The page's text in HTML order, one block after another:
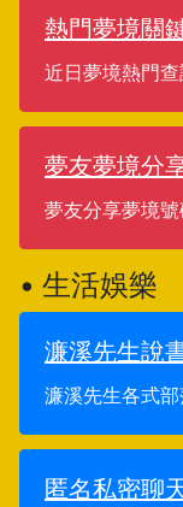
熱門夢境關
近日夢境熱門查
夢友夢境分
夢友分享夢境
• 生活娛樂
濂溪先生說
濂溪先生各式
匿名私密聊